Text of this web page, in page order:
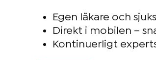
Egen läkare och
Direkt i mobilen –
Kontinuerligt